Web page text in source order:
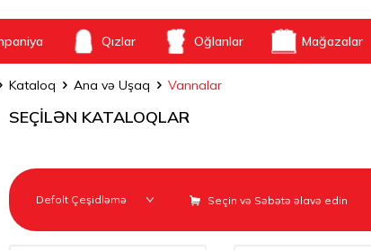
Qızlar Oğlanlar Mağazalar
Kataloq Ana və Uşaq Vannalar
SEÇİLƏN KATALOQLAR
Seçin və Səbətə əlavə edin